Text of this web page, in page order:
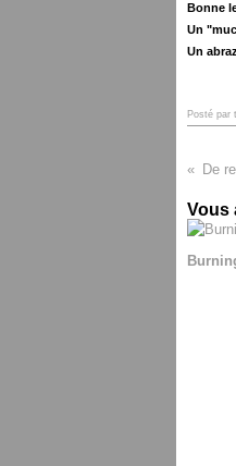
Bonne
Un
Un
Posté par
De
Vous